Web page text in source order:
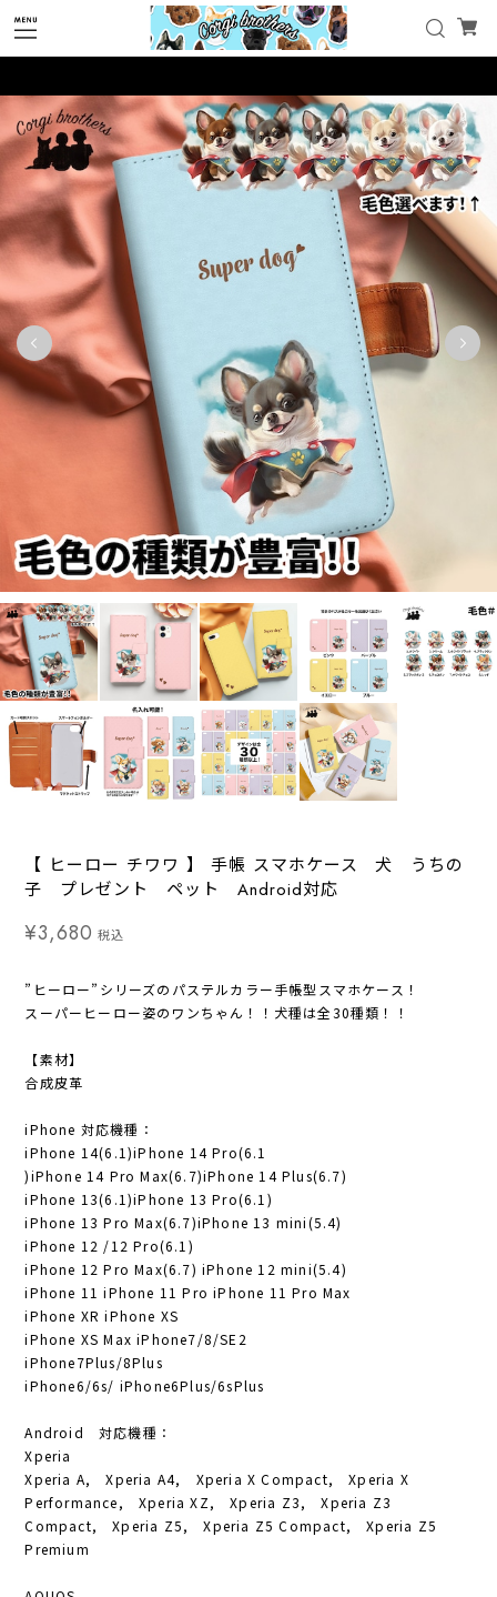
【 ヒーロー チワワ 】 手帳 スマホケース 犬 うちの
子 プレゼント ペット Android対応
¥3,680 税込
”ヒーロー”シリーズのパステルカラー手帳型スマホケース！
スーパーヒーロー姿のワンちゃん！！犬種は全30種類！！
【素材】
合成皮革
iPhone 対応機種：
iPhone 14(6.1)iPhone 14 Pro(6.1
)iPhone 14 Pro Max(6.7)iPhone 14 Plus(6.7)
iPhone 13(6.1)iPhone 13 Pro(6.1)
iPhone 13 Pro Max(6.7)iPhone 13 mini(5.4)
iPhone 12 /12 Pro(6.1)
iPhone 12 Pro Max(6.7) iPhone 12 mini(5.4)
iPhone 11 iPhone 11 Pro iPhone 11 Pro Max
iPhone XR iPhone XS
iPhone XS Max iPhone7/8/SE2
iPhone7Plus/8Plus
iPhone6/6s/ iPhone6Plus/6sPlus
Android 対応機種：
Xperia
Xperia A, Xperia A4, Xperia X Compact, Xperia X
Performance, Xperia XZ, Xperia Z3, Xperia Z3
Compact, Xperia Z5, Xperia Z5 Compact, Xperia Z5
Premium